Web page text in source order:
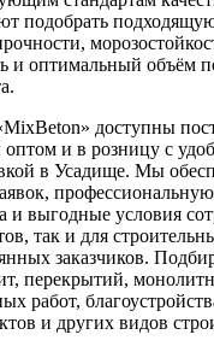
подобрать
и оптимальный объём
доступны
и в розницу с
в Усадище. Мы
и выгодные условия
так и для
заказчиков.
перекрытий,
работ,
и других видов